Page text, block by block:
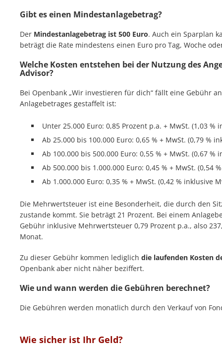
Gibt es einen Mindestanlagebetrag?
Der Mindestanlagebetrag ist 500 Euro. Auch ein Sparplan
beträgt die Rate mindestens einen Euro pro Tag, Woche
Welche Kosten entstehen bei der Nutzung des
Advisor?
Bei Openbank „Wir investieren für dich“ fällt eine Gebühr
Anlagebetrages gestaffelt ist:
Unter 25.000 Euro: 0,85 Prozent p.a. + MwSt. (1,03 %
Ab 25.000 bis 100.000 Euro: 0,65 % + MwSt. (0,79 %
Ab 100.000 bis 500.000 Euro: 0,55 % + MwSt. (0,67 %
Ab 500.000 bis 1.000.000 Euro: 0,45 % + MwSt. (0,54
Ab 1.000.000 Euro: 0,35 % + MwSt. (0,42 % inklusive
Die Mehrwertsteuer ist eine Besonderheit, die durch den
zustande kommt. Sie beträgt 21 Prozent. Bei einem
Gebühr inklusive Mehrwertsteuer 0,79 Prozent p.a., also
Monat.
Zu dieser Gebühr kommen lediglich die laufenden Kosten
Openbank aber nicht näher beziffert.
Wie und wann werden die Gebühren berechnet?
Die Gebühren werden monatlich durch den Verkauf von
Wie sicher ist Ihr Geld?